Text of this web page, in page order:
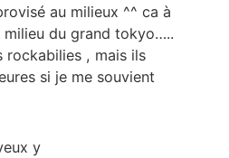
au milieux ^^ ca à
milieu du grand tokyo…..
rockabilies , mais ils
si je me souvient
y